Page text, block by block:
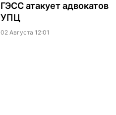
ГЭСС атакует адвокатов
УПЦ
02 Августа 12:01